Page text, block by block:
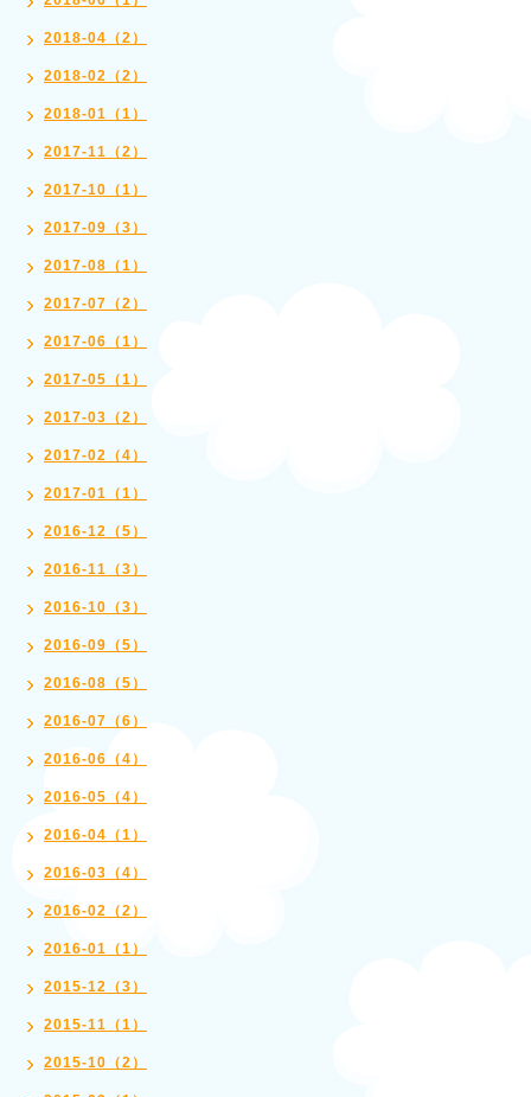
2018-04（2）
2018-02（2）
2018-01（1）
2017-11（2）
2017-10（1）
2017-09（3）
2017-08（1）
2017-07（2）
2017-06（1）
2017-05（1）
2017-03（2）
2017-02（4）
2017-01（1）
2016-12（5）
2016-11（3）
2016-10（3）
2016-09（5）
2016-08（5）
2016-07（6）
2016-06（4）
2016-05（4）
2016-04（1）
2016-03（4）
2016-02（2）
2016-01（1）
2015-12（3）
2015-11（1）
2015-10（2）